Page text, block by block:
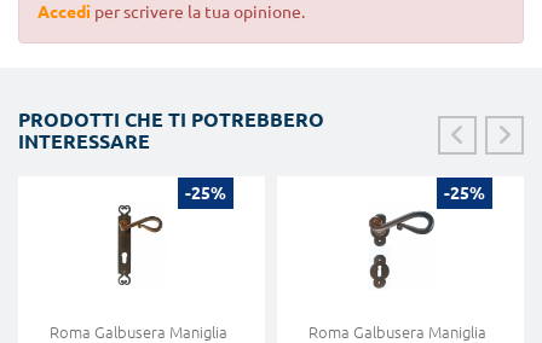
Accedi per scrivere la tua opinione.
PRODOTTI CHE TI POTREBBERO
INTERESSARE
-25%
Roma Galbusera Maniglia
-25%
Roma Galbusera Maniglia